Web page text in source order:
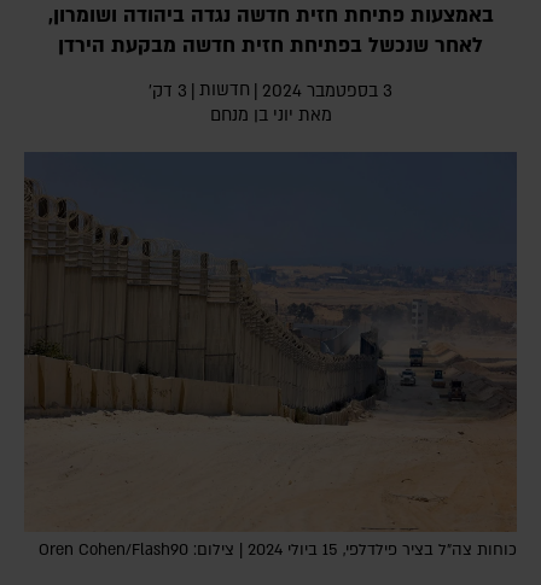
באמצעות פתיחת חזית חדשה נגדה ביהודה ושומרון,
לאחר שנכשל בפתיחת חזית חדשה מבקעת הירדן
3 בספטמבר 2024 | חדשות | 3 דק׳
מאת יוני בן מנחם
כוחות צה"ל בציר פילדלפי, 15 ביולי 2024 | צילום: Oren Cohen/Flash90